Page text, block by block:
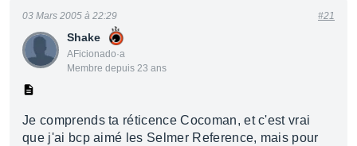
Shake
AFicionado·a
Membre depuis 23 ans
03 Mars 2005 à 22:29 #21
Je comprends ta réticence Cocoman, et c'est vrai
que j'ai bcp aimé les Selmer Reference, mais pour